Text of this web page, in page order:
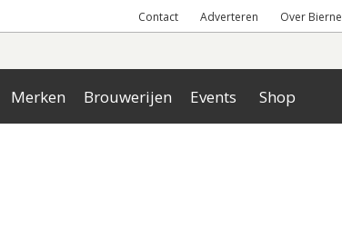
Contact Adverteren Over
Merken Brouwerijen Events Shop